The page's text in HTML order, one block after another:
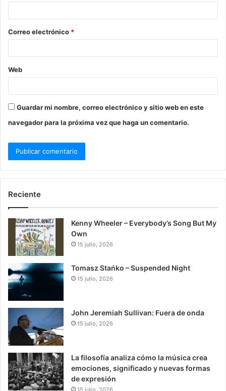
Correo electrónico *
Web
Guardar mi nombre, correo electrónico y sitio web en este
navegador para la próxima vez que haga un comentario.
Reciente
Kenny Wheeler – Everybody’s Song But My
Own
15 julio, 2026
Tomasz Stańko – Suspended Night
15 julio, 2026
John Jeremiah Sullivan: Fuera de onda
15 julio, 2026
La filosofía analiza cómo la música crea
emociones, significado y nuevas formas
de expresión
15 julio, 2026